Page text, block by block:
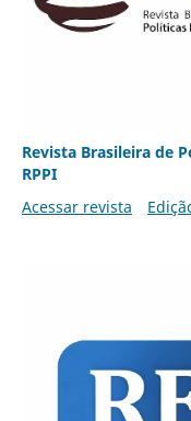
Revista Brasileira de
RPPI
Acessar revista